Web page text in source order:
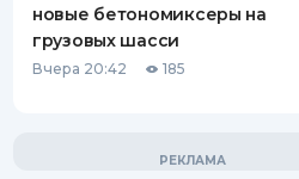
новые бетономиксеры на
грузовых шасси
Вчера 20:42 185